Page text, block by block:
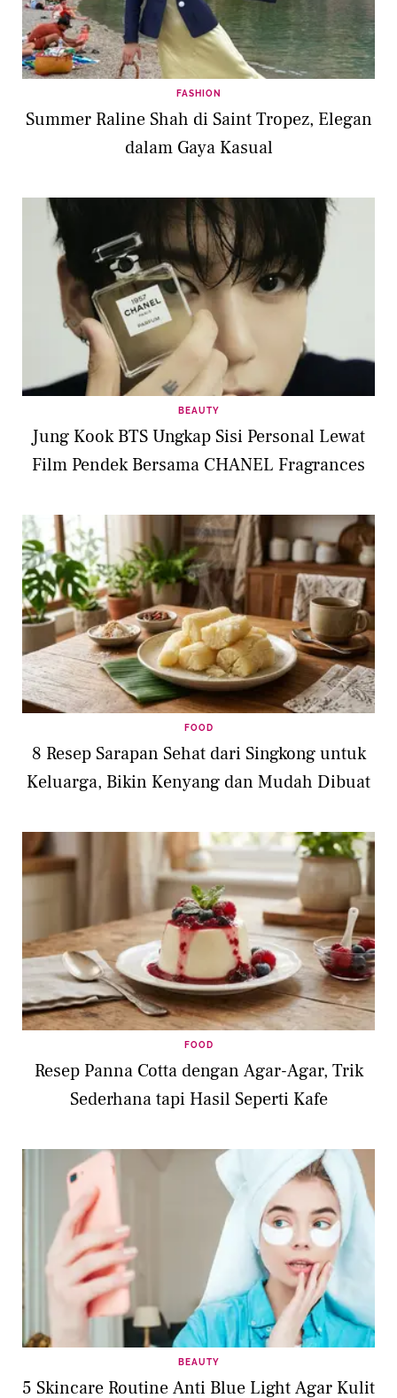
FASHION
Summer Raline Shah di Saint Tropez, Elegan
dalam Gaya Kasual
BEAUTY
Jung Kook BTS Ungkap Sisi Personal Lewat
Film Pendek Bersama CHANEL Fragrances
FOOD
8 Resep Sarapan Sehat dari Singkong untuk
Keluarga, Bikin Kenyang dan Mudah Dibuat
FOOD
Resep Panna Cotta dengan Agar-Agar, Trik
Sederhana tapi Hasil Seperti Kafe
BEAUTY
5 Skincare Routine Anti Blue Light Agar Kulit